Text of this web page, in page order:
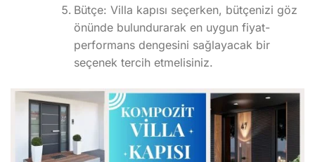
Bütçe: Villa kapısı seçerken, bütçenizi göz
önünde bulundurarak en uygun fiyat-
performans dengesini sağlayacak bir
seçenek tercih etmelisiniz.